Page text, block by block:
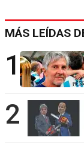
MÁS LEÍDAS
1
2